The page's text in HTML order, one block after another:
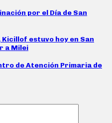
por el Día de San
estuvo hoy en San
a Milei
de Atención Primaria de